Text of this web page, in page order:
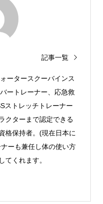
記事一覧
ータースクーバインス
ートレーナー、応急救
ストレッチトレーナー
クターまで認定できる
格保持者。(現在日本に
ーも兼任し体の使い方
てくれます。